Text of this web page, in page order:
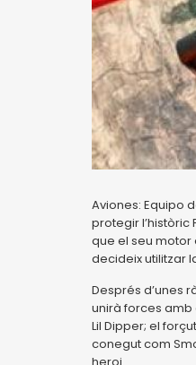
Aviones: Equipo
protegir l’històric
que el seu motor
decideix utilitzar
Després d’unes
unirà forces amb
Lil Dipper; el
conegut com